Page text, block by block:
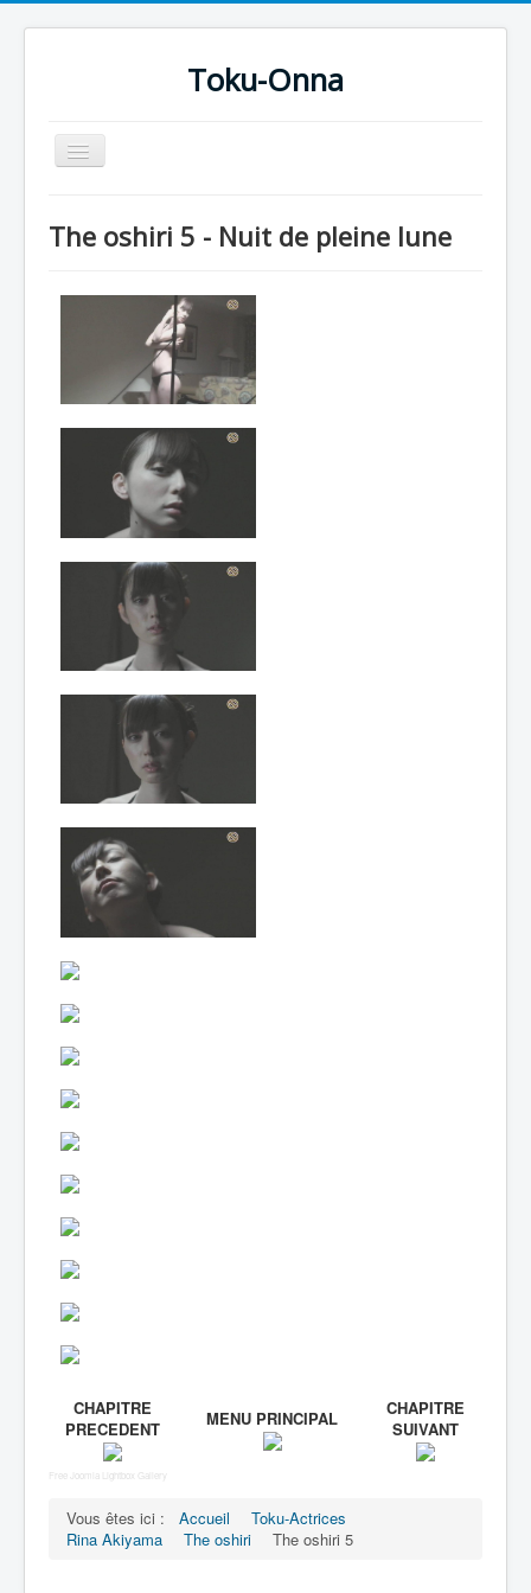
Toku-Onna
Basculer
la
Toku-Actrices
Toku-Critiques
COSAA
Artiste Asperger
Lexique
The oshiri 5 - Nuit de pleine lune
CHAPITRE
PRECEDENT
MENU PRINCIPAL
CHAPITRE
SUIVANT
Free Joomla Lightbox Gallery
Vous êtes ici : Accueil
Toku-Actrices
Rina Akiyama
The oshiri The oshiri 5